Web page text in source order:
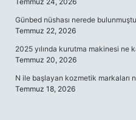
Günbed nüshası nerede
Temmuz 22, 2026
2025 yılında kurutma makinesi ne
Temmuz 20, 2026
N ile başlayan kozmetik markaları
Temmuz 18, 2026